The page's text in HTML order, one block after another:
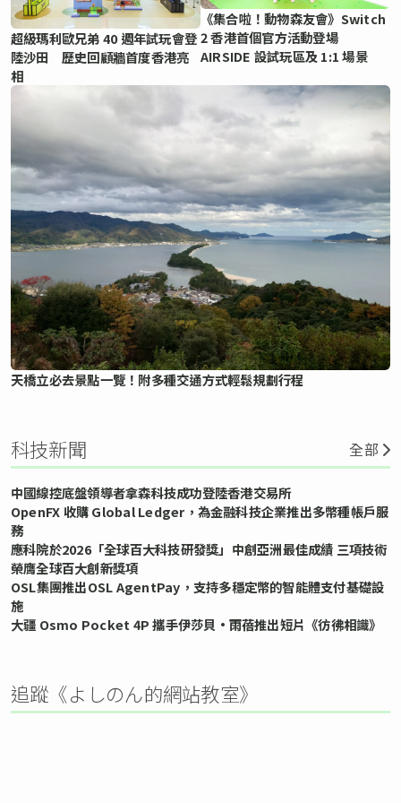
超級瑪利歐兄弟 40 週年試玩會登
陸沙田 歷史回顧牆首度香港亮
相
《集合啦！動物森友會》Switch
2 香港首個官方活動登場
AIRSIDE 設試玩區及 1:1 場景
天橋立必去景點一覽！附多種交通方式輕鬆規劃行程
科技新聞 全部
中國線控底盤領導者拿森科技成功登陸香港交易所
OpenFX 收購 Global Ledger，為金融科技企業推出多幣種帳戶服
務
應科院於2026「全球百大科技研發獎」中創亞洲最佳成績 三項技術
榮膺全球百大創新獎項
OSL集團推出OSL AgentPay，支持多穩定幣的智能體支付基礎設
施
大疆 Osmo Pocket 4P 攜手伊莎貝•雨蓓推出短片《彷彿相識》
追蹤《よしのん的網站教室》